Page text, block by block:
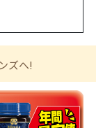
ズへ!